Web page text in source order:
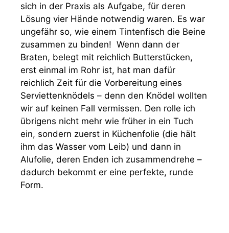
sich in der Praxis als Aufgabe, für deren
Lösung vier Hände notwendig waren. Es war
ungefähr so, wie einem Tintenfisch die Beine
zusammen zu binden! Wenn dann der
Braten, belegt mit reichlich Butterstücken,
erst einmal im Rohr ist, hat man dafür
reichlich Zeit für die Vorbereitung eines
Serviettenknödels – denn den Knödel wollten
wir auf keinen Fall vermissen. Den rolle ich
übrigens nicht mehr wie früher in ein Tuch
ein, sondern zuerst in Küchenfolie (die hält
ihm das Wasser vom Leib) und dann in
Alufolie, deren Enden ich zusammendrehe –
dadurch bekommt er eine perfekte, runde
Form.